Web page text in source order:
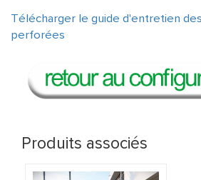
Télécharger le guide d'entretien
perforées
Produits associés